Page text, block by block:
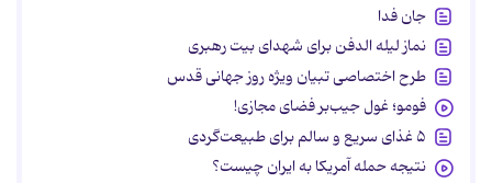
جان فدا
نماز لیله الدفن برای شهدای بیت رهبری
طرح اختصاصی تبیان ویژه روز جهانی قدس
فومو؛ غول جیب‌بر فضای مجازی!
۵ غذای سریع و سالم برای طبیعت‌گردی
نتیجه حمله آمریکا به ایران چیست؟